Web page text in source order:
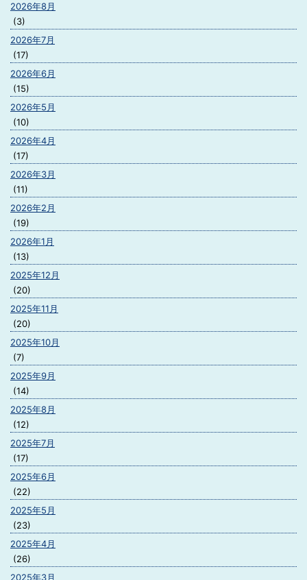
2026年8月
(3)
2026年7月
(17)
2026年6月
(15)
2026年5月
(10)
2026年4月
(17)
2026年3月
(11)
2026年2月
(19)
2026年1月
(13)
2025年12月
(20)
2025年11月
(20)
2025年10月
(7)
2025年9月
(14)
2025年8月
(12)
2025年7月
(17)
2025年6月
(22)
2025年5月
(23)
2025年4月
(26)
2025年3月